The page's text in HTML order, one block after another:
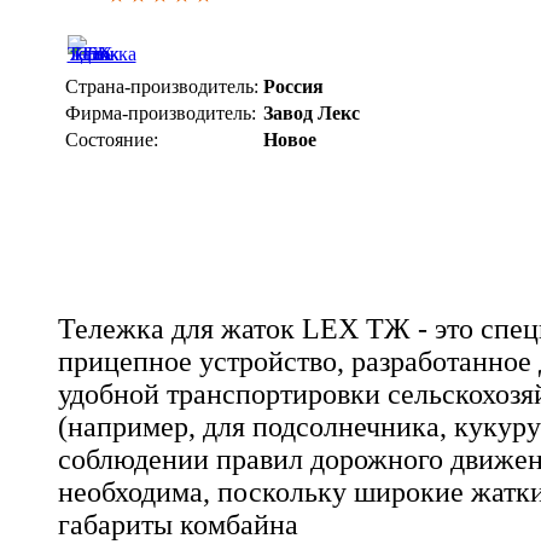
Страна-производитель: Россия
Фирма-производитель: Завод Лекс
Состояние:
Новое
Тележка для жаток LEX ТЖ - это
прицепное устройство,
удобной транспортировки
(например, для подсолнечника,
соблюдении правил дорожного
необходима, поскольку широкие
габариты комбайна